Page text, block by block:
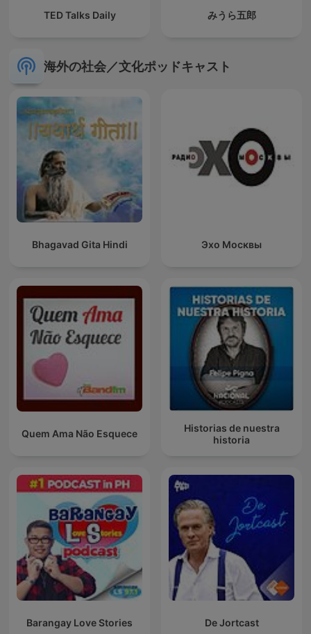
TED Talks Daily みうら五郎
海外の社会／文化ポッドキャスト
Bhagavad Gita Hindi Эхо Москвы
Quem Ama Não Esquece
Historias de nuestra
historia
Barangay Love Stories De Jortcast